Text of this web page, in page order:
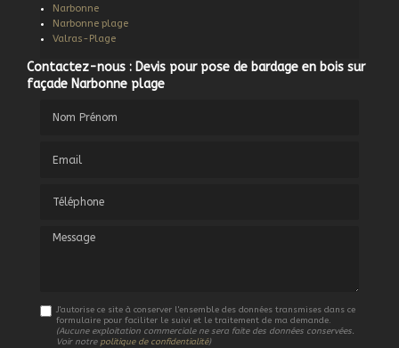
Narbonne
Narbonne plage
Valras-Plage
Contactez-nous : Devis pour pose de bardage en bois sur
façade Narbonne plage
Message
J'autorise ce site à conserver l'ensemble des données transmises dans ce
formulaire pour faciliter le suivi et le traitement de ma demande.
(Aucune exploitation commerciale ne sera faite des données conservées.
Voir notre politique de confidentialité)